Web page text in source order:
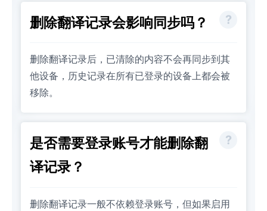
删除翻译记录会影响同步吗？
删除翻译记录后，已清除的内容不会再同步到其
他设备，历史记录在所有已登录的设备上都会被
移除。
是否需要登录账号才能删除翻
译记录？
删除翻译记录一般不依赖登录账号，但如果启用